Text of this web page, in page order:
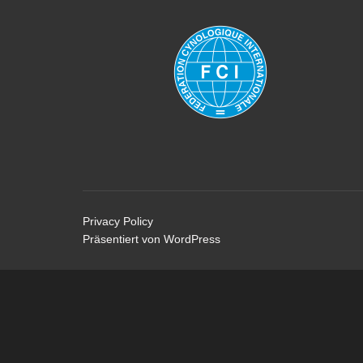
Privacy Policy
Präsentiert von WordPress